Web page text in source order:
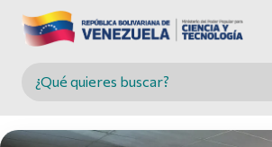
Buscar en MINCYT